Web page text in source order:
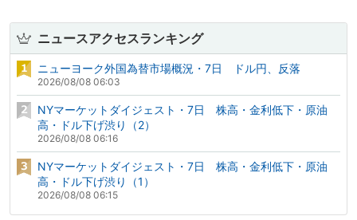
ニュースアクセスランキング
ニューヨーク外国為替市場概況・7日 ドル円、反落
2026/08/08 06:03
NYマーケットダイジェスト・7日 株高・金利低下・原油
高・ドル下げ渋り（2）
2026/08/08 06:16
NYマーケットダイジェスト・7日 株高・金利低下・原油
高・ドル下げ渋り（1）
2026/08/08 06:15